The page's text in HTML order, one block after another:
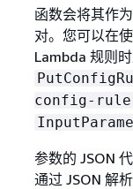
函数会将其作
对。您可以在
Lambda 规则
config-rule
参数的 JSON
通过 JSON 解